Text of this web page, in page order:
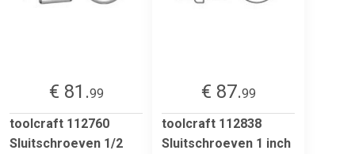
€ 81.99
toolcraft 112760
Sluitschroeven 1/2
€ 87.99
toolcraft 112838
Sluitschroeven 1 inch